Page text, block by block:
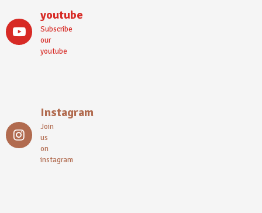
youtube
Subscribe
our
youtube
Instagram
Join
us
on
instagram